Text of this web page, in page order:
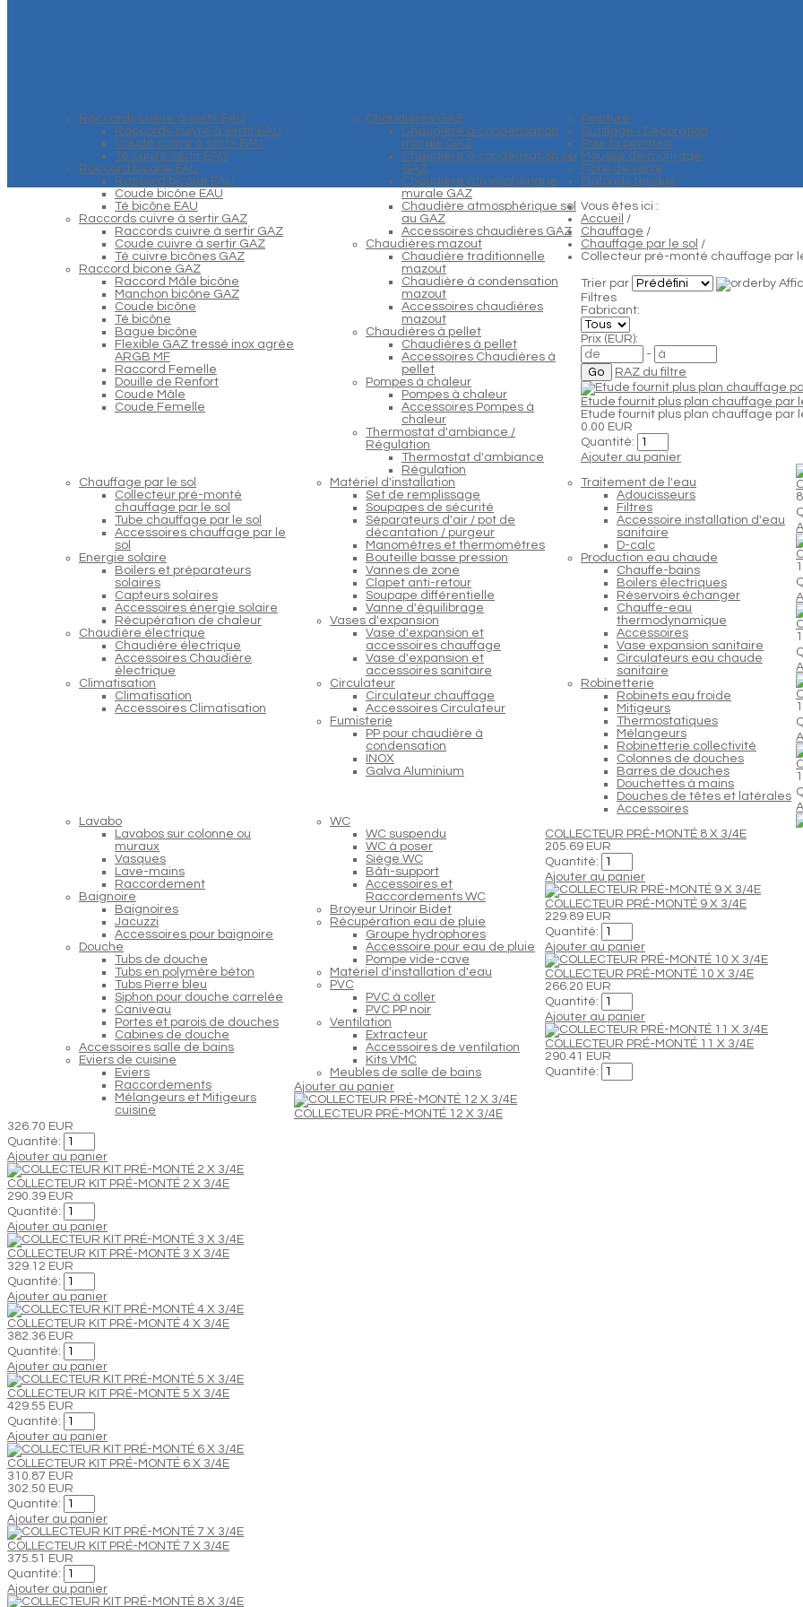
Raccords cuivre à sertir EAU
Raccords cuivre à sertir EAU
Coude cuivre à sertir EAU
Té cuivre sertir EAU
Raccord bicone EAU
Raccord bicône EAU
Coude bicône EAU
Té bicône EAU
Raccords cuivre à sertir GAZ
Raccords cuivre à sertir GAZ
Coude cuivre à sertir GAZ
Té cuivre bicônes GAZ
Raccord bicone GAZ
Raccord Mâle bicône
Manchon bicône GAZ
Coude bicône
Té bicône
Bague bicône
Flexible GAZ tressé inox agrée
ARGB MF
Raccord Femelle
Douille de Renfort
Coude Mâle
Coude Femelle
Chaudières GAZ
Chaudière à condensation
murale GAZ
Chaudière à condensation sol
GAZ
Chaudière atmosphérique
murale GAZ
Chaudière atmosphérique sol
au GAZ
Accessoires chaudières GAZ
Chaudières mazout
Chaudière traditionnelle
mazout
Chaudière à condensation
mazout
Accessoires chaudières
mazout
Chaudières à pellet
Chaudières à pellet
Accessoires Chaudières à
pellet
Pompes à chaleur
Pompes à chaleur
Accessoires Pompes à
chaleur
Thermostat d'ambiance /
Régulation
Thermostat d'ambiance
Régulation
Chauffage par le sol
Collecteur pré-monté
chauffage par le sol
Tube chauffage par le sol
Accessoires chauffage par le
sol
Energie solaire
Boilers et préparateurs
solaires
Capteurs solaires
Accessoires énergie solaire
Récupération de chaleur
Chaudière électrique
Chaudière électrique
Accessoires Chaudière
électrique
Climatisation
Climatisation
Accessoires Climatisation
Matériel d'installation
Set de remplissage
Soupapes de sécurité
Séparateurs d'air / pot de
décantation / purgeur
Manomètres et thermomètres
Bouteille basse pression
Vannes de zone
Clapet anti-retour
Soupape différentielle
Vanne d'équilibrage
Vases d'expansion
Vase d'expansion et
accessoires chauffage
Vase d'expansion et
accessoires sanitaire
Circulateur
Circulateur chauffage
Accessoires Circulateur
Fumisterie
PP pour chaudière à
condensation
INOX
Galva Aluminium
Traitement de l'eau
Adoucisseurs
Filtres
Accessoire installation d'eau
sanitaire
D-calc
Production eau chaude
Chauffe-bains
Boilers électriques
Réservoirs échanger
Chauffe-eau
thermodynamique
Accessoires
Vase expansion sanitaire
Circulateurs eau chaude
sanitaire
Robinetterie
Robinets eau froide
Mitigeurs
Thermostatiques
Mélangeurs
Robinetterie collectivité
Colonnes de douches
Barres de douches
Douchettes à mains
Douches de têtes et latérales
Accessoires
Lavabo
Lavabos sur colonne ou
muraux
Vasques
Lave-mains
Raccordement
Baignoire
Baignoires
Jacuzzi
Accessoires pour baignoire
Douche
Tubs de douche
Tubs en polymère béton
Tubs Pierre bleu
Siphon pour douche carrelée
Caniveau
Portes et parois de douches
Cabines de douche
Accessoires salle de bains
Eviers de cuisine
Eviers
Raccordements
Mélangeurs et Mitigeurs
cuisine
WC
WC suspendu
WC à poser
Siège WC
Bâti-support
Accessoires et
Raccordements WC
Broyeur Urinoir Bidet
Récupération eau de pluie
Groupe hydrophores
Accessoire pour eau de pluie
Pompe vide-cave
Matériel d'installation d'eau
PVC
PVC à coller
PVC PP noir
Ventilation
Extracteur
Accessoires de ventilation
Kits VMC
Meubles de salle de bains
Peinture
Outillage / Décoration
Pour la peinture
Mousse de montage
Fibre de verre
Plafonds tendus
Vous êtes ici :
Accueil /
Chauffage /
Chauffage par le sol /
Collecteur pré-monté chauffage par
Trier par
Filtres
Fabricant:
Prix (EUR):
-
RAZ du filtre
Etude fournit plus plan chauffage par
Etude fournit plus plan chauffage par
0.00 EUR
Quantité:
Ajouter au panier
COLLECTEUR PRÉ-MONTÉ 8 X 3/4E
205.69 EUR
Quantité:
Ajouter au panier
COLLECTEUR PRÉ-MONTÉ 9 X 3/4E
229.89 EUR
Quantité:
Ajouter au panier
COLLECTEUR PRÉ-MONTÉ 10 X 3/4E
266.20 EUR
Quantité:
Ajouter au panier
COLLECTEUR PRÉ-MONTÉ 11 X 3/4E
290.41 EUR
Quantité:
Ajouter au panier
COLLECTEUR PRÉ-MONTÉ 12 X 3/4E
326.70 EUR
Quantité:
Ajouter au panier
COLLECTEUR KIT PRÉ-MONTÉ 2 X 3/4E
290.39 EUR
Quantité:
Ajouter au panier
COLLECTEUR KIT PRÉ-MONTÉ 3 X 3/4E
329.12 EUR
Quantité:
Ajouter au panier
COLLECTEUR KIT PRÉ-MONTÉ 4 X 3/4E
382.36 EUR
Quantité:
Ajouter au panier
COLLECTEUR KIT PRÉ-MONTÉ 5 X 3/4E
429.55 EUR
Quantité:
Ajouter au panier
COLLECTEUR KIT PRÉ-MONTÉ 6 X 3/4E
310.87 EUR
302.50 EUR
Quantité:
Ajouter au panier
COLLECTEUR KIT PRÉ-MONTÉ 7 X 3/4E
375.51 EUR
Quantité:
Ajouter au panier